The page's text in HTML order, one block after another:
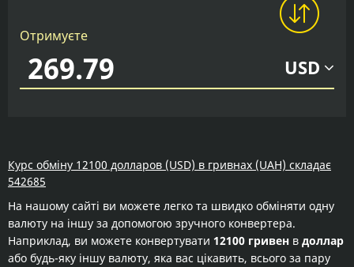
Отримуєте
USD
Курс обміну 12100 долларов (USD) в гривнах (UAH) складає
542685
На нашому сайті ви можете легко та швидко обміняти одну
валюту на іншу за допомогою зручного конвертера.
Наприклад, ви можете конвертувати 12100 гривен в доллар
або будь-яку іншу валюту, яка вас цікавить, всього за пару